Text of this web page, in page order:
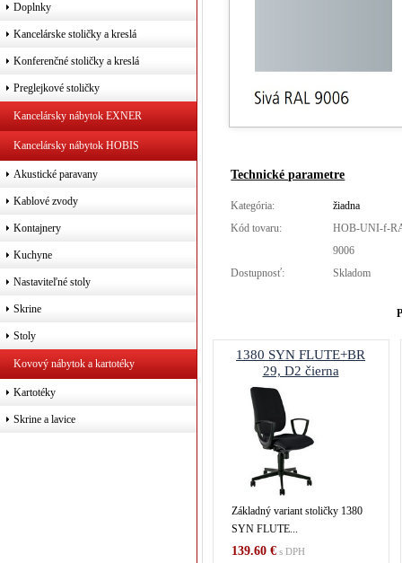
Doplnky
Kancelárske stoličky a kreslá
Konferenčné stoličky a kreslá
Preglejkové stoličky
Kancelársky nábytok EXNER
Kancelársky nábytok HOBIS
Akustické paravany
Kablové zvody
Kontajnery
Kuchyne
Nastaviteľné stoly
Skrine
Stoly
Kovový nábytok a kartotéky
Kartotéky
Skrine a lavice
Technické parametre
Kategória:
žiadna
Kód tovaru:
HOB-UNI-f-
9006
Dostupnosť:
Skladom
1380 SYN FLUTE+BR
29, D2 čierna
Základný variant stoličky 1380
SYN FLUTE...
139.60 €s DPH